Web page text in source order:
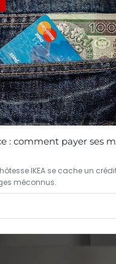
: comment payer ses
IKEA se cache un
méconnus.